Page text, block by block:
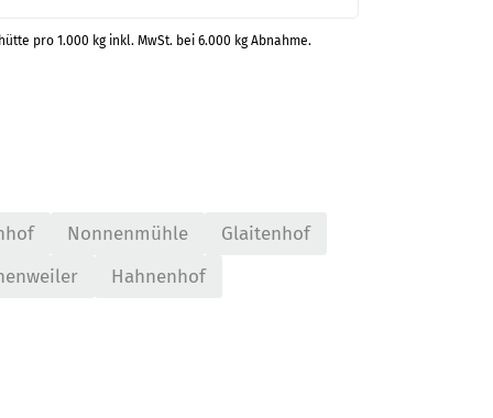
pro 1.000 kg inkl. MwSt. bei 6.000 kg Abnahme.
Nonnenmühle
Glaitenhof
Hahnenhof